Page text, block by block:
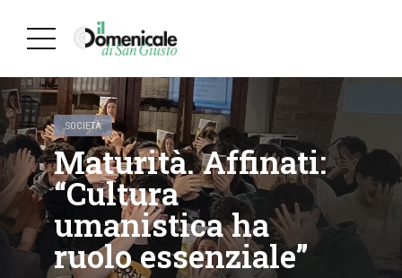
SOCIETÀ
Maturità. Affinati:
“Cultura
umanistica ha
ruolo essenziale”